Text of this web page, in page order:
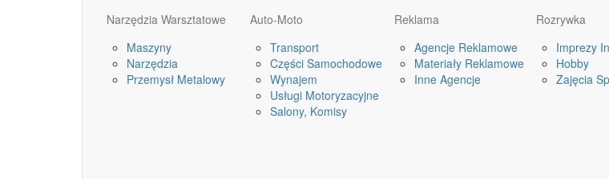
Narzędzia Warsztatowe
Maszyny
Narzędzia
Przemysł Metalowy
Auto-Moto
Transport
Części Samochodowe
Wynajem
Usługi Motoryzacyjne
Salony, Komisy
Reklama
Agencje Reklamowe
Materiały Reklamowe
Inne Agencje
Rozrywka
Imprezy
Hobby
Zajęcia